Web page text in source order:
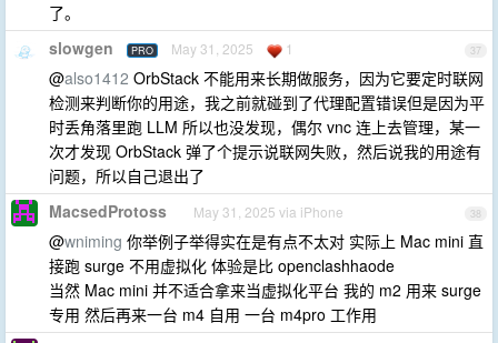
了。
37
slowgen PRO May 31, 2025 1
@also1412 OrbStack 不能用来长期做服务，因为它要定时联网
检测来判断你的用途，我之前就碰到了代理配置错误但是因为平
时丢角落里跑 LLM 所以也没发现，偶尔 vnc 连上去管理，某一
次才发现 OrbStack 弹了个提示说联网失败，然后说我的用途有
问题，所以自己退出了
38
MacsedProtoss May 31, 2025 via iPhone
@wniming 你举例子举得实在是有点不太对 实际上 Mac mini 直
接跑 surge 不用虚拟化 体验是比 openclashhaode
当然 Mac mini 并不适合拿来当虚拟化平台 我的 m2 用来 surge
专用 然后再来一台 m4 自用 一台 m4pro 工作用